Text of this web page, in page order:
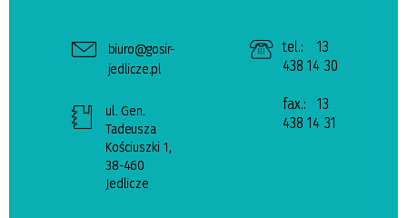
biuro@gosir-
jedlicze.pl
ul. Gen.
Tadeusza
Kościuszki 1,
38-460
Jedlicze
tel.:
13
438 14 30
fax.:
13
438 14 31